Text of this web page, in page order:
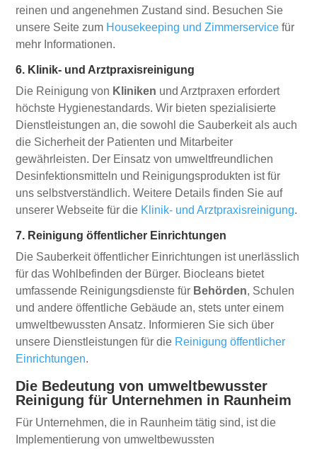
reinen und angenehmen Zustand sind. Besuchen Sie
unsere Seite zum Housekeeping und Zimmerservice für
mehr Informationen.
6. Klinik- und Arztpraxisreinigung
Die Reinigung von Kliniken und Arztpraxen erfordert
höchste Hygienestandards. Wir bieten spezialisierte
Dienstleistungen an, die sowohl die Sauberkeit als auch
die Sicherheit der Patienten und Mitarbeiter
gewährleisten. Der Einsatz von umweltfreundlichen
Desinfektionsmitteln und Reinigungsprodukten ist für
uns selbstverständlich. Weitere Details finden Sie auf
unserer Webseite für die Klinik- und Arztpraxisreinigung.
7. Reinigung öffentlicher Einrichtungen
Die Sauberkeit öffentlicher Einrichtungen ist unerlässlich
für das Wohlbefinden der Bürger. Biocleans bietet
umfassende Reinigungsdienste für Behörden, Schulen
und andere öffentliche Gebäude an, stets unter einem
umweltbewussten Ansatz. Informieren Sie sich über
unsere Dienstleistungen für die Reinigung öffentlicher
Einrichtungen.
Die Bedeutung von umweltbewusster
Reinigung für Unternehmen in Raunheim
Für Unternehmen, die in Raunheim tätig sind, ist die
Implementierung von umweltbewussten